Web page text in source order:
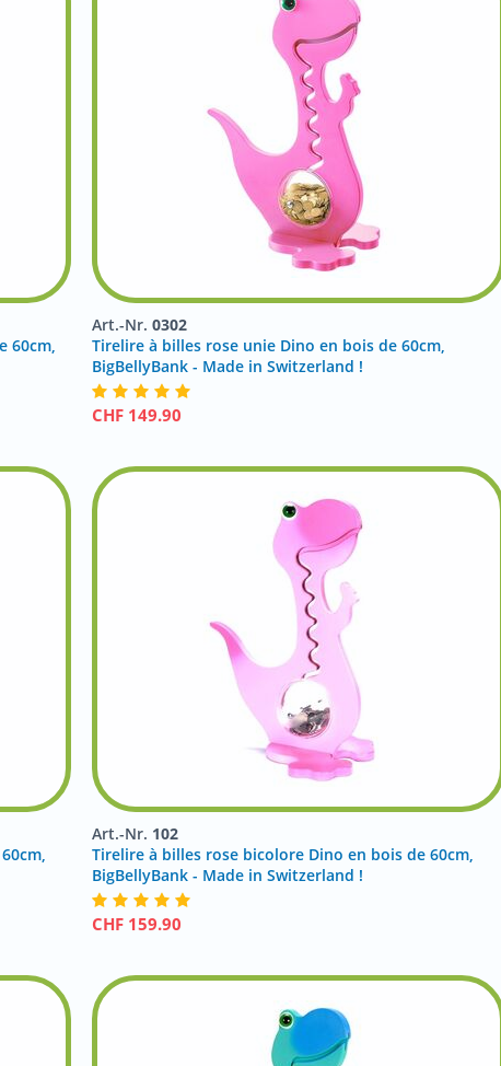
60cm,
Art.-Nr. 0302
Tirelire à billes rose unie Dino en bois de 60cm,
BigBellyBank - Made in Switzerland !
CHF 149.90
Art.-Nr. 102
Tirelire à billes rose bicolore Dino en bois de 60cm,
BigBellyBank - Made in Switzerland !
CHF 159.90